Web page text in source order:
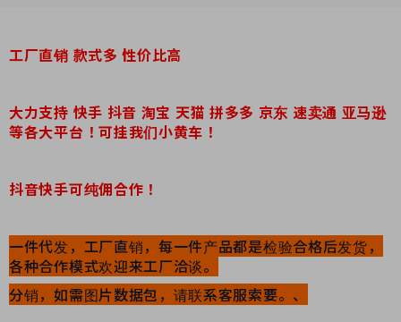
工厂直销 款式多 性价比高
大力支持 快手 抖音 淘宝 天猫 拼多多 京东 速卖通 亚马逊
等各大平台！可挂我们小黄车！
抖音快手可纯佣合作！
一件代发，工厂直销，每一件产品都是检验合格后发货，
各种合作模式欢迎来工厂洽谈。
分销，如需图片数据包，请联系客服索要。、